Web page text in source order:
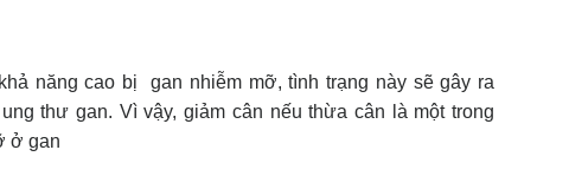
năng cao bị gan nhiễm mỡ, tình trạng này sẽ gây ra
thư gan. Vì vậy, giảm cân nếu thừa cân là một trong
ở gan